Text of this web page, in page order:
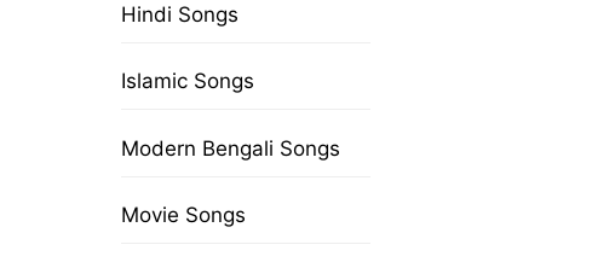
Hindi Songs
Islamic Songs
Modern Bengali Songs
Movie Songs